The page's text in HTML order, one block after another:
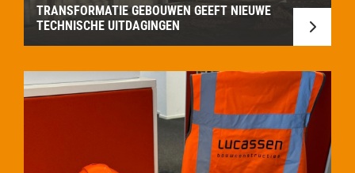
TRANSFORMATIE GEBOUWEN GEEFT NIEUWE
TECHNISCHE UITDAGINGEN